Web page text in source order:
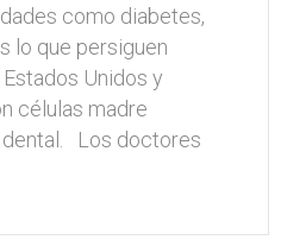
como diabetes,
lo que persiguen
Unidos y
células madre
dental. Los doctores